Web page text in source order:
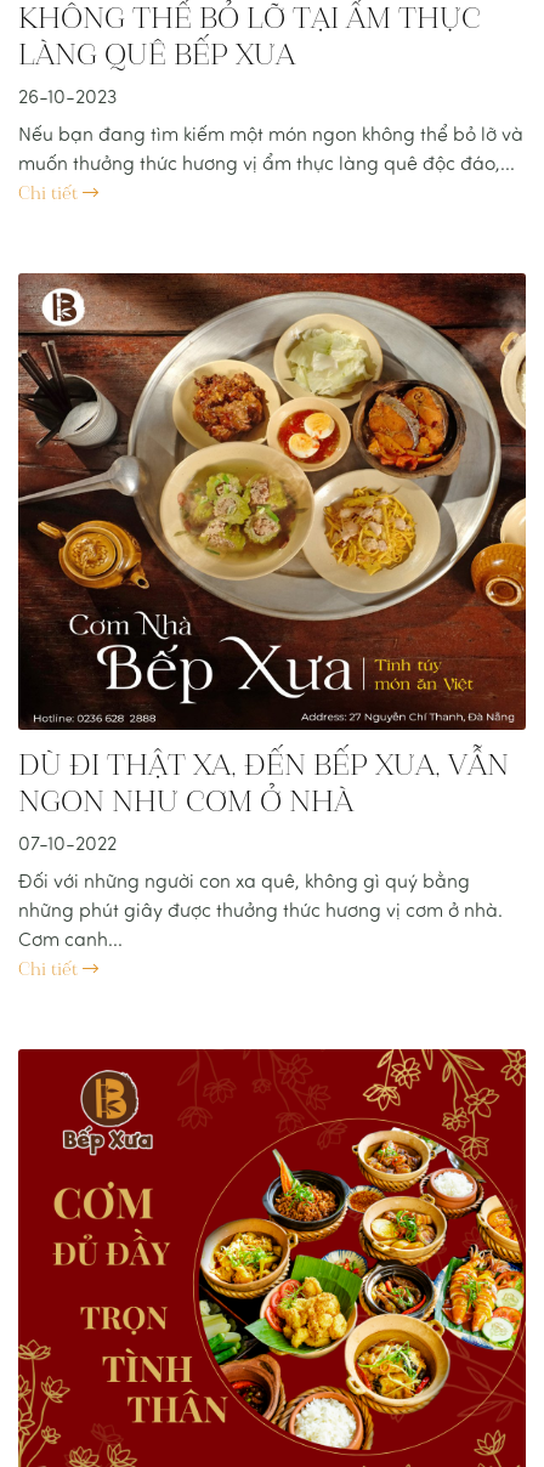
KHÔNG THỂ BỎ LỠ TẠI ẨM THỰC
LÀNG QUÊ BẾP XƯA
26-10-2023
Nếu bạn đang tìm kiếm một món ngon không thể bỏ lỡ và
muốn thưởng thức hương vị ẩm thực làng quê độc đáo,...
Chi tiết
DÙ ĐI THẬT XA, ĐẾN BẾP XƯA, VẪN
NGON NHƯ CƠM Ở NHÀ
07-10-2022
Đối với những người con xa quê, không gì quý bằng
những phút giây được thưởng thức hương vị cơm ở nhà.
Cơm canh...
Chi tiết